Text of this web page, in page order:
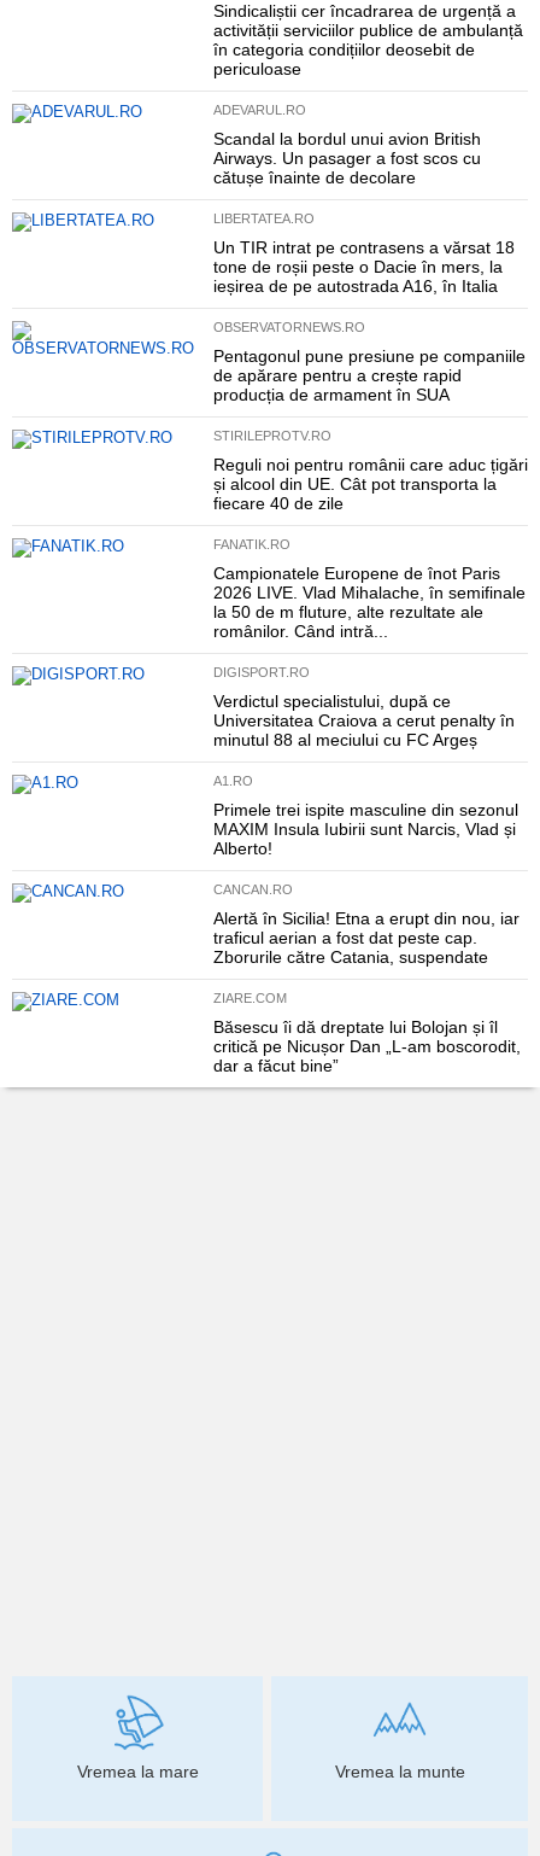
Sindicaliștii cer încadrarea de urgență a
activității serviciilor publice de ambulanță
în categoria condițiilor deosebit de
periculoase
ADEVARUL.RO
Scandal la bordul unui avion British
Airways. Un pasager a fost scos cu
cătușe înainte de decolare
LIBERTATEA.RO
Un TIR intrat pe contrasens a vărsat 18
tone de roșii peste o Dacie în mers, la
ieșirea de pe autostrada A16, în Italia
OBSERVATORNEWS.RO
Pentagonul pune presiune pe companiile
de apărare pentru a crește rapid
producția de armament în SUA
STIRILEPROTV.RO
Reguli noi pentru românii care aduc țigări
și alcool din UE. Cât pot transporta la
fiecare 40 de zile
FANATIK.RO
Campionatele Europene de înot Paris
2026 LIVE. Vlad Mihalache, în semifinale
la 50 de m fluture, alte rezultate ale
românilor. Când intră...
DIGISPORT.RO
Verdictul specialistului, după ce
Universitatea Craiova a cerut penalty în
minutul 88 al meciului cu FC Argeș
A1.RO
Primele trei ispite masculine din sezonul
MAXIM Insula Iubirii sunt Narcis, Vlad și
Alberto!
CANCAN.RO
Alertă în Sicilia! Etna a erupt din nou, iar
traficul aerian a fost dat peste cap.
Zborurile către Catania, suspendate
ZIARE.COM
Băsescu îi dă dreptate lui Bolojan și îl
critică pe Nicușor Dan „L-am boscorodit,
dar a făcut bine”
Vremea la mare Vremea la munte